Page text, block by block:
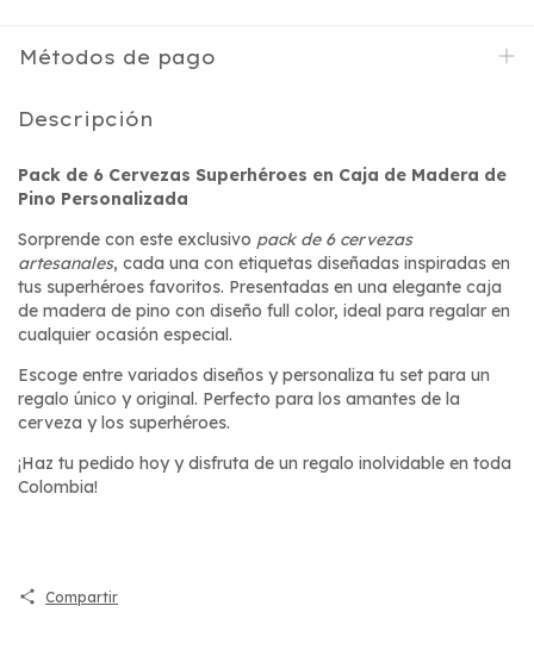
Métodos de pago
Descripción
Pack de 6 Cervezas Superhéroes en Caja de Madera de
Pino Personalizada
Sorprende con este exclusivo pack de 6 cervezas
artesanales, cada una con etiquetas diseñadas inspiradas en
tus superhéroes favoritos. Presentadas en una elegante caja
de madera de pino con diseño full color, ideal para regalar en
cualquier ocasión especial.
Escoge entre variados diseños y personaliza tu set para un
regalo único y original. Perfecto para los amantes de la
cerveza y los superhéroes.
¡Haz tu pedido hoy y disfruta de un regalo inolvidable en toda
Colombia!
Compartir